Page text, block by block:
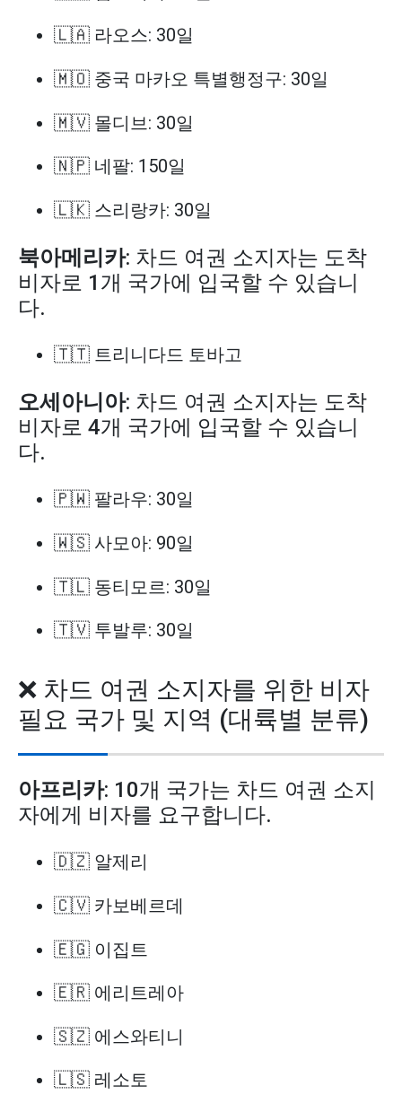
🇱🇦 라오스: 30일
🇲🇴 중국 마카오 특별행정구: 30일
🇲🇻 몰디브: 30일
🇳🇵 네팔: 150일
🇱🇰 스리랑카: 30일
북아메리카: 차드 여권 소지자는 도착
비자로 1개 국가에 입국할 수 있습니
다.
🇹🇹 트리니다드 토바고
오세아니아: 차드 여권 소지자는 도착
비자로 4개 국가에 입국할 수 있습니
다.
🇵🇼 팔라우: 30일
🇼🇸 사모아: 90일
🇹🇱 동티모르: 30일
🇹🇻 투발루: 30일
❌ 차드 여권 소지자를 위한 비자
필요 국가 및 지역 (대륙별 분류)
아프리카: 10개 국가는 차드 여권 소지
자에게 비자를 요구합니다.
🇩🇿 알제리
🇨🇻 카보베르데
🇪🇬 이집트
🇪🇷 에리트레아
🇸🇿 에스와티니
🇱🇸 레소토